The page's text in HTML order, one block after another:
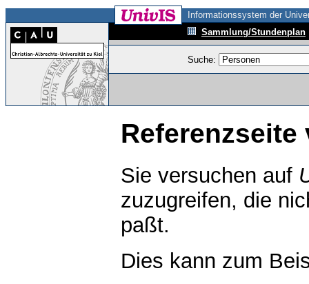
Informationssystem der
Sammlung/Stundenplan
Suche:
Referenzseite
Sie versuchen auf
zuzugreifen, die
paßt.
Dies kann zum